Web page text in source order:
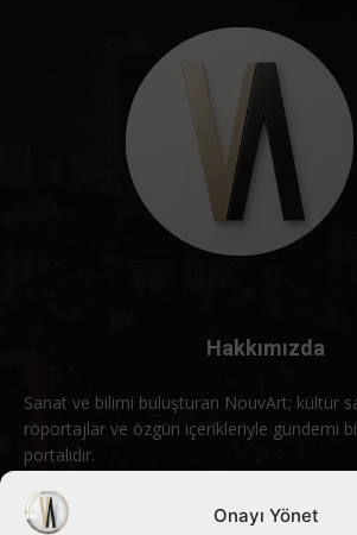
Onayı Yönet
Hakkımızda
Sanat ve bilimi buluşturan NouvArt; kültür
röportajlar ve özgün içerikleriyle gündemi
portalıdır.
Bizimle iletişime geçin: info@nouvart.net